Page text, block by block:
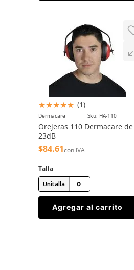
★★★★★ (1)
Dermacare Sku: HA-110
Orejeras 110 Dermacare de
23dB
$84.61con IVA
Talla
Unitalla
Agregar al carrito